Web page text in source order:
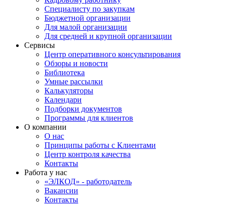
Специалисту по закупкам
Бюджетной организации
Для малой организации
Для средней и крупной организации
Сервисы
Центр оперативного консультирования
Обзоры и новости
Библиотека
Умные рассылки
Калькуляторы
Календари
Подборки документов
Программы для клиентов
О компании
О нас
Принципы работы с Клиентами
Центр контроля качества
Контакты
Работа у нас
«ЭЛКОД» - работодатель
Вакансии
Контакты